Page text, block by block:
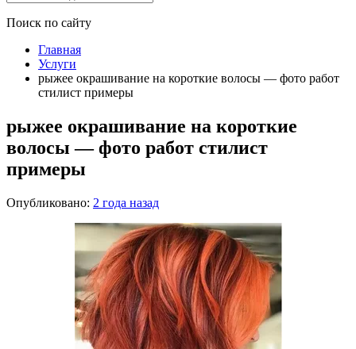
Поиск по сайту
Главная
Услуги
рыжее окрашивание на короткие волосы — фото работ
стилист примеры
рыжее окрашивание на короткие
волосы — фото работ стилист
примеры
Опубликовано: 2 года назад